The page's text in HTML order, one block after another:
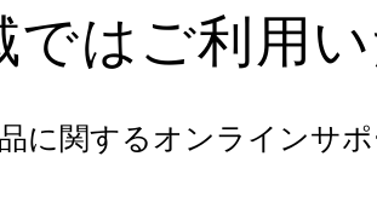
はご利用
に関するオンラインサポ